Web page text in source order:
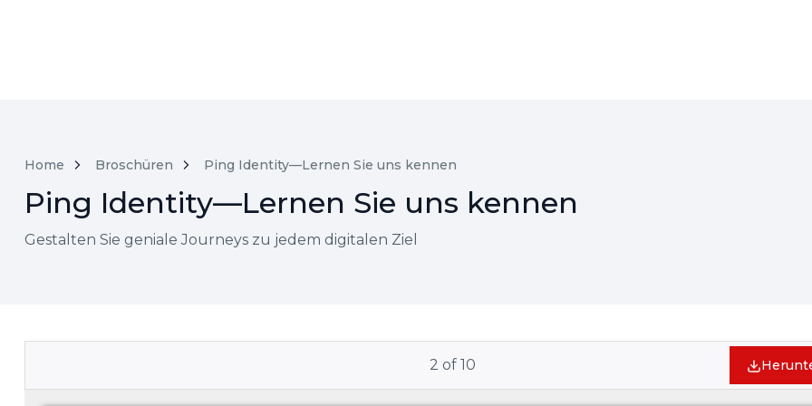
Home Broschüren Ping Identity—Lernen Sie uns kennen
Ping Identity—Lernen Sie uns kennen
Gestalten Sie geniale Journeys zu jedem digitalen Ziel
2 of 10